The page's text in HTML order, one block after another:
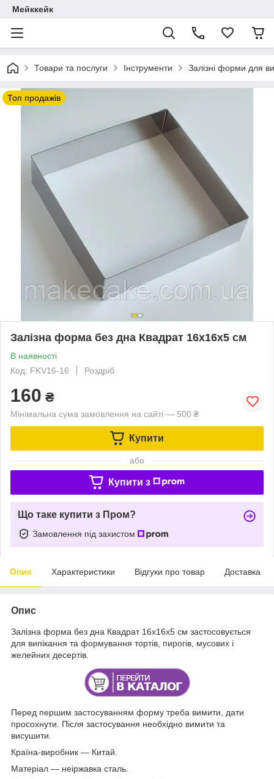
Мейккейк
Товари та послуги Інструменти Залізні форми для
Топ продажів
Залізна форма без дна Квадрат 16х16х5 см
В наявності
Код: FKV16-16
Роздріб
160 ₴
Мінімальна сума замовлення на сайті — 500 ₴
Купити
або
Купити з
Що таке купити з Пром?
Замовлення під захистом
Опис Характеристики Відгуки про товар Доставка
Опис
Залізна форма без дна Квадрат 16х16х5 см застосовується
для випікання та формування тортів, пирогів, мусових і
желейних десертів.
Перед першим застосуванням форму треба вимити, дати
просохнути. Після застосування необхідно вимити та
висушити.
Країна-виробник — Китай.
Матеріал — неіржавка сталь.